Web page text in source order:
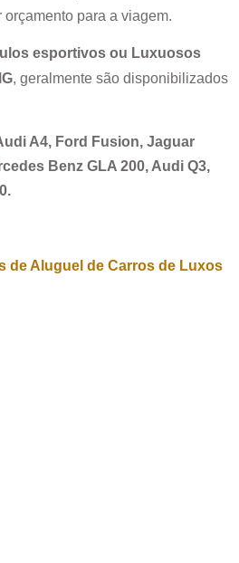
para a viagem.
esportivos ou Luxuosos
, geralmente são disponibilizados
A4, Ford Fusion, Jaguar
Benz GLA 200, Audi Q3,
de Aluguel de Carros de Luxos